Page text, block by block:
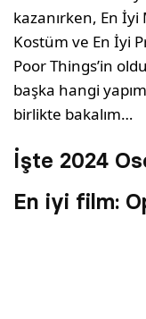
kazanırken, En İyi
Kostüm ve En İyi
Poor Things’in
başka hangi
birlikte bakalım…
İşte 2024
En iyi film: